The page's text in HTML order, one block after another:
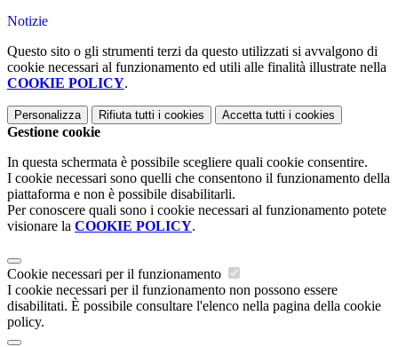
Notizie
Questo sito o gli strumenti terzi da questo utilizzati si avvalgono di
cookie necessari al funzionamento ed utili alle finalità illustrate nella
COOKIE POLICY.
Personalizza Rifiuta tutti i cookies Accetta tutti i cookies
Gestione cookie
In questa schermata è possibile scegliere quali cookie consentire.
I cookie necessari sono quelli che consentono il funzionamento della
piattaforma e non è possibile disabilitarli.
Per conoscere quali sono i cookie necessari al funzionamento potete
visionare la COOKIE POLICY.
Cookie necessari per il funzionamento
I cookie necessari per il funzionamento non possono essere
disabilitati. È possibile consultare l'elenco nella pagina della cookie
policy.